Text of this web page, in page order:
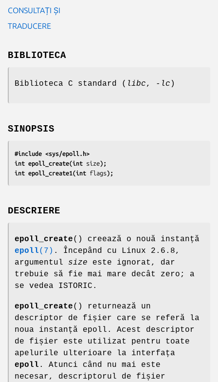
CONSULTAȚI ȘI
TRADUCERE
BIBLIOTECA
Biblioteca C standard ( libc, -lc )
SINOPSIS
#include <sys/epoll.h>
int epoll_create(int size);
int epoll_create1(int flags);
DESCRIERE
epoll_create() creează o nouă instanță
epoll(7) . Începând cu Linux 2.6.8,
argumentul size este ignorat, dar
trebuie să fie mai mare decât zero; a
se vedea ISTORIC.
epoll_create() returnează un
descriptor de fișier care se referă la
noua instanță epoll. Acest descriptor
de fișier este utilizat pentru toate
apelurile ulterioare la interfața
epoll . Atunci când nu mai este
necesar, descriptorul de fișier